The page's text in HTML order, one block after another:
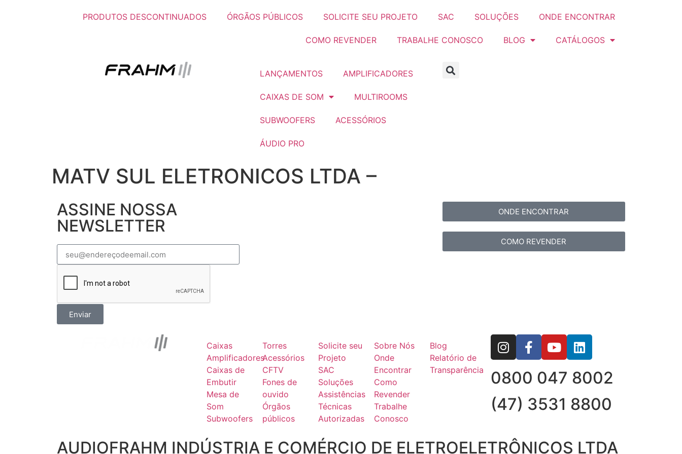
PRODUTOS DESCONTINUADOS ÓRGÃOS PÚBLICOS SOLICITE SEU PROJETO SAC SOLUÇÕES ONDE ENCONTRAR
COMO REVENDER TRABALHE CONOSCO BLOG CATÁLOGOS
LANÇAMENTOS AMPLIFICADORES
CAIXAS DE SOM MULTIROOMS
SUBWOOFERS ACESSÓRIOS
ÁUDIO PRO
MATV SUL ELETRONICOS LTDA –
ASSINE NOSSA
NEWSLETTER
Enviar
ONDE ENCONTRAR
COMO REVENDER
Caixas
Amplificadores
Caixas de
Embutir
Mesa de
Som
Subwoofers
Torres
Acessórios
CFTV
Fones de
ouvido
Órgãos
públicos
Solicite seu
Projeto
SAC
Soluções
Assistências
Técnicas
Autorizadas
Sobre Nós
Onde
Encontrar
Como
Revender
Trabalhe
Conosco
Blog
Relatório de
Transparência
0800 047 8002
(47) 3531 8800
AUDIOFRAHM INDÚSTRIA E COMÉRCIO DE ELETROELETRÔNICOS LTDA